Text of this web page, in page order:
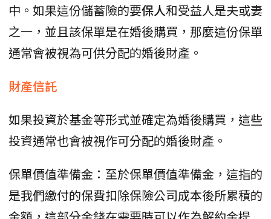
中。如果這份儲蓄險的要保人和受益人是夫或妻
之一，並且該保單是在婚後購買，那麼這份保單
通常會被視為可供分配的婚後財產。
財產信託
如果投資於基金等形式並確定為婚後購買，這些
投資通常也會被視作可分配的婚後財產。
保單價值準備金：至於保單價值準備金，這指的
是我們繳付的保費扣除保險公司成本後所累積的